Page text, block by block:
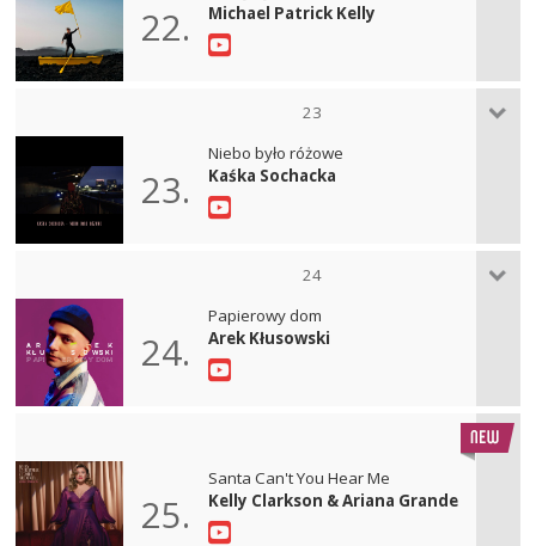
22.
Michael Patrick Kelly
23
23.
Niebo było różowe
Kaśka Sochacka
24
24.
Papierowy dom
Arek Kłusowski
25.
Santa Can't You Hear Me
Kelly Clarkson & Ariana Grande